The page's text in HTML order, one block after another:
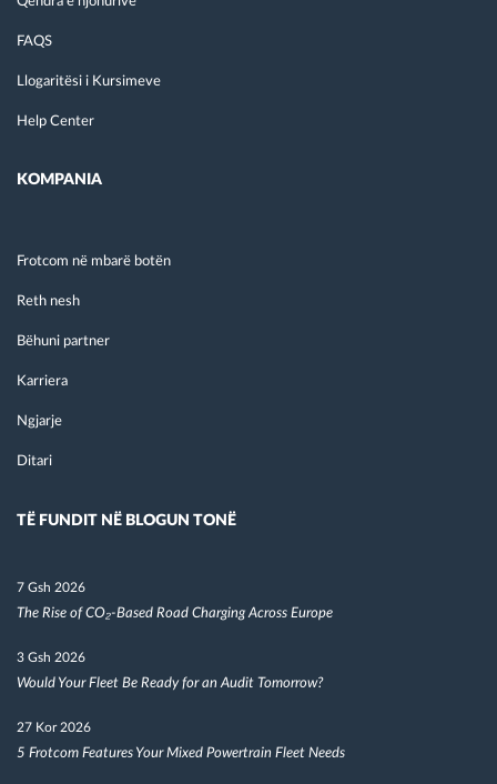
FAQS
Llogaritësi i Kursimeve
Help Center
KOMPANIA
Frotcom në mbarë botën
Reth nesh
Bëhuni partner
Karriera
Ngjarje
Ditari
TË FUNDIT NË BLOGUN TONË
7 Gsh 2026
The Rise of CO₂-Based Road Charging Across Europe
3 Gsh 2026
Would Your Fleet Be Ready for an Audit Tomorrow?
27 Kor 2026
5 Frotcom Features Your Mixed Powertrain Fleet Needs